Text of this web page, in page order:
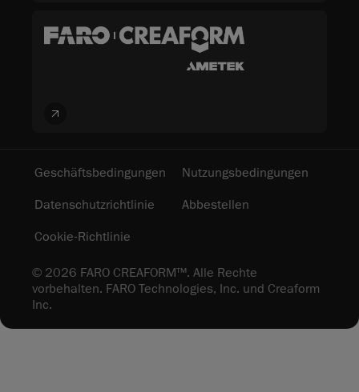
© 2026 FARO CREAFORM™. Alle Rechte
vorbehalten. FARO Technologies, Inc. und Creaform
Inc.
Geschäftsbedingungen
Nutzungsbedingungen
Datenschutzrichtlinie
Abbestellen
Cookie-Richtlinie